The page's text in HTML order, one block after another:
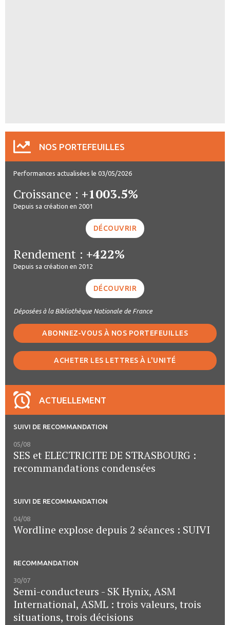
NOS PORTEFEUILLES
Performances actualisées le 03/05/2026
Croissance : +1003.5%
Depuis sa création en 2001
DÉCOUVRIR
Rendement : +422%
Depuis sa création en 2012
DÉCOUVRIR
Déposées à la Bibliothèque Nationale de France
ABONNEZ-VOUS À NOS PORTEFEUILLES
ACHETER LES LETTRES À L'UNITÉ
ACTUELLEMENT
SUIVI DE RECOMMANDATION
05/08
SES et ELECTRICITE DE STRASBOURG :
recommandations condensées
SUIVI DE RECOMMANDATION
04/08
Wordline explose depuis 2 séances : SUIVI
RECOMMANDATION
30/07
Semi-conducteurs - SK Hynix, ASM
International, ASML : trois valeurs, trois
situations, trois décisions